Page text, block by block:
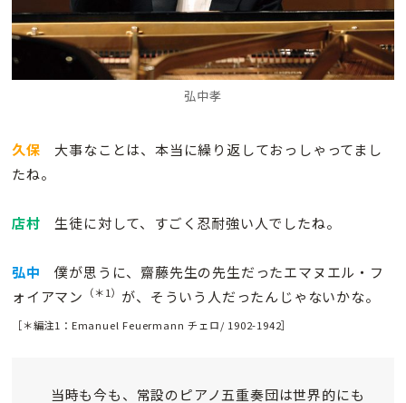
弘中孝
久保 大事なことは、本当に繰り返しておっしゃってまし
たね。
店村 生徒に対して、すごく忍耐強い人でしたね。
弘中 僕が思うに、齋藤先生の先生だったエマヌエル・フ
ォイアマン
（＊1） が、そういう人だったんじゃないかな。
［＊編注1：Emanuel Feuermann チェロ/ 1902-1942］
当時も今も、常設のピアノ五重奏団は世界的にも